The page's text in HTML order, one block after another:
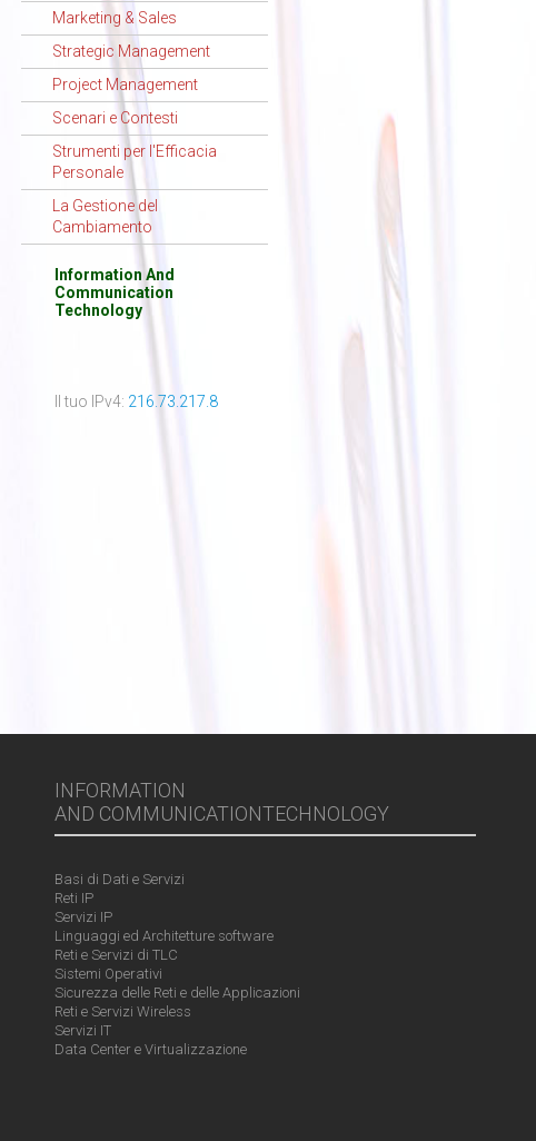
Marketing & Sales
Strategic Management
Project Management
Scenari e Contesti
Strumenti per l'Efficacia
Personale
La Gestione del
Cambiamento
Information And
Communication
Technology
Il tuo IPv4: 216.73.217.8
INFORMATION
AND COMMUNICATIONTECHNOLOGY
Basi di Dati e Servizi
Reti IP
Servizi IP
Linguaggi ed Architetture software
Reti e Servizi di TLC
Sistemi Operativi
Sicurezza delle Reti e delle Applicazioni
Reti e Servizi Wireless
Servizi IT
Data Center e Virtualizzazione